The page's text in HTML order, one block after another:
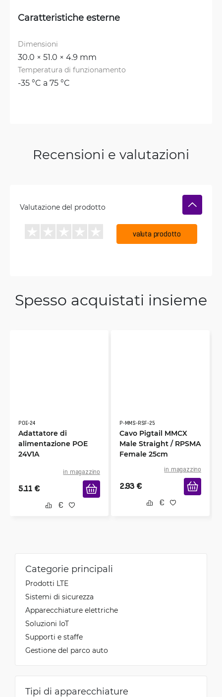
Caratteristiche esterne
Dimensioni
30.0 × 51.0 × 4.9 mm
Temperatura di funzionamento
-35 °C a 75 °C
Recensioni e valutazioni
Valutazione del prodotto
valuta prodotto
Spesso acquistati insieme
POE-24
Adattatore di
alimentazione POE
24V1A
in magazzino
5.11 €
P-MMS-RSF-25
Cavo Pigtail MMCX
Male Straight / RPSMA
Female 25cm
in magazzino
2.93 €
Categorie principali
Prodotti LTE
Sistemi di sicurezza
Apparecchiature elettriche
Soluzioni IoT
Supporti e staffe
Gestione del parco auto
Tipi di apparecchiature